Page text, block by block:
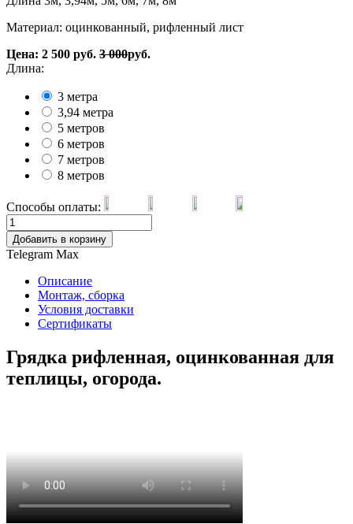
Материал: оцинкованный, рифленный лист
Цена: 2 500 руб. 3 000руб.
Длина:
3 метра
3,94 метра
5 метров
6 метров
7 метров
8 метров
Способы оплаты:
Добавить в корзину
Telegram Max
Описание
Монтаж, сборка
Условия доставки
Сертификаты
Грядка рифленная, оцинкованная для
теплицы, огорода.